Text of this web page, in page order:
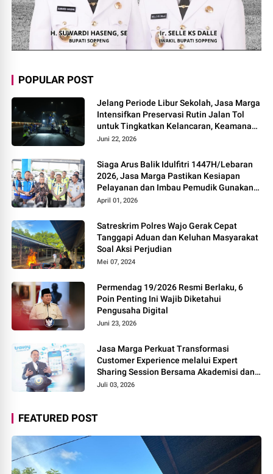
POPULAR POST
Jelang Periode Libur Sekolah, Jasa Marga
Intensifkan Preservasi Rutin Jalan Tol
untuk Tingkatkan Kelancaran, Keamanan
dan Kenyamanan Perjalanan
Juni 22, 2026
Siaga Arus Balik Idulfitri 1447H/Lebaran
2026, Jasa Marga Pastikan Kesiapan
Pelayanan dan Imbau Pemudik Gunakan
Rest Area Alternatif
April 01, 2026
Satreskrim Polres Wajo Gerak Cepat
Tanggapi Aduan dan Keluhan Masyarakat
Soal Aksi Perjudian
Mei 07, 2024
Permendag 19/2026 Resmi Berlaku, 6
Poin Penting Ini Wajib Diketahui
Pengusaha Digital
Juni 23, 2026
Jasa Marga Perkuat Transformasi
Customer Experience melalui Expert
Sharing Session Bersama Akademisi dan
Praktisi
Juli 03, 2026
FEATURED POST